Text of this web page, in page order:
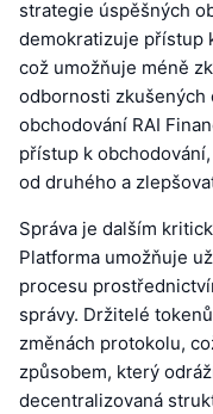
strategie úspěšných
demokratizuje přístup
což umožňuje méně
odbornosti zkušených
obchodování RAI
přístup k
od druhého a
Správa je dalším
Platforma umožňuje
procesu
správy. Držitelé
změnách protokolu,
způsobem, který
decentralizovaná